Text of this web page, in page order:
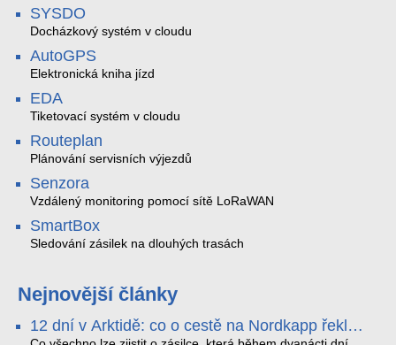
SYSDO
Docházkový systém v cloudu
AutoGPS
Elektronická kniha jízd
EDA
Tiketovací systém v cloudu
Routeplan
Plánování servisních výjezdů
Senzora
Vzdálený monitoring pomocí sítě LoRaWAN
SmartBox
Sledování zásilek na dlouhých trasách
Nejnovější články
12 dní v Arktidě: co o cestě na Nordkapp řekla